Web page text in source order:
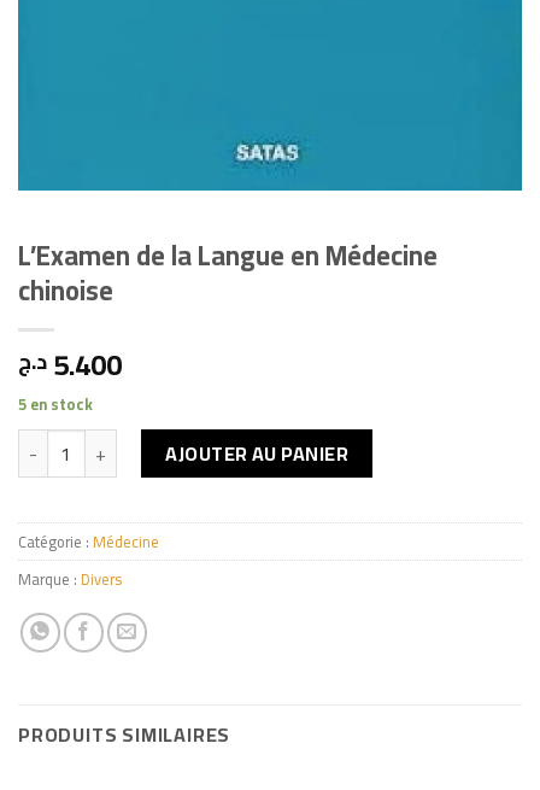
L’Examen de la Langue en Médecine
chinoise
5.400د.ج
5 en stock
quantité de L'Examen de la Langue en Médecine chinoise
AJOUTER AU PANIER
Catégorie : Médecine
Marque : Divers
PRODUITS SIMILAIRES